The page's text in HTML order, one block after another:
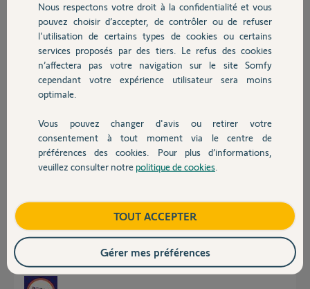
Chauffage
Autres produits
Devis avec un pro
Contact
Merci d'avance pour votre aide !
(je dois changer les piles des sirènes, j'aimerais autant ne pas les
laisser crier toute une journée en cas de faux positif)
Ludovic L.
Participer au fil de discussion
Il faut un compte Somfy par téléphone sinon les Push ne fonctionne plus.
(Ca a marché, mais avec les dernières évolutions de l'application,
l'unicité est obligatoire)
Nous respectons votre droit à la confidentialité et vous
pouvez choisir d’accepter, de contrôler ou de refuser
l'utilisation de certains types de cookies ou certains
services proposés par des tiers. Le refus des cookies
n’affectera pas votre navigation sur le site Somfy
cependant votre expérience utilisateur sera moins
optimale.
Vous pouvez changer d'avis ou retirer votre
consentement à tout moment via le centre de
préférences des cookies. Pour plus d’informations,
veuillez consulter notre politique de cookies
TOUT ACCEPTER
Gérer mes préférences